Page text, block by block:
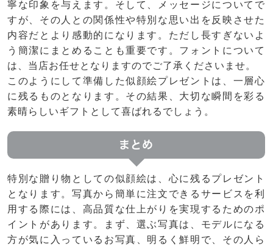
寧な印象を与えます。そして、メッセージについてで
すが、その人との関係性や特別な思い出を反映させた
内容だとより感動的になります。ただし長すぎないよ
う簡潔にまとめることも重要です。フォントについて
は、当店お任せとなりますのでご了承くださいませ。
このようにして準備した似顔絵プレゼントは、一層心
に残るものとなります。その結果、大切な瞬間を彩る
素晴らしいギフトとして喜ばれるでしょう。
まとめ
特別な贈り物としての似顔絵は、心に残るプレゼント
となります。写真から簡単に注文できるサービスを利
用する際には、高品質な仕上がりを実現するためのポ
イントがあります。まず、選ぶ写真は、モデルになる
方が気に入っているお写真、明るく鮮明で、その人ら